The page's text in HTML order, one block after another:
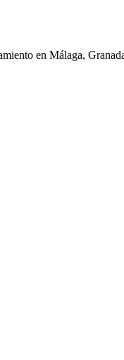
en Málaga,